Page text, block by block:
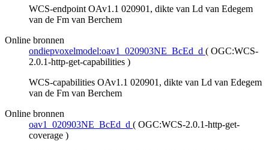
WCS-endpoint OAv1.1 020901, dikte van Ld van Edegem
van de Fm van Berchem
Online bronnen
ondiepvoxelmodel:oav1_020903NE_BcEd_d ( OGC:WCS-
2.0.1-http-get-capabilities )
WCS-capabilities OAv1.1 020901, dikte van Ld van Edegem
van de Fm van Berchem
Online bronnen
oav1_020903NE_BcEd_d ( OGC:WCS-2.0.1-http-get-
coverage )